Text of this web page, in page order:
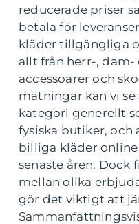
reducerade priser
betala för
kläder tillgängliga
allt från herr-,
accessoarer och
mätningar kan vi
kategori generellt
fysiska butiker,
billiga kläder
senaste åren. Dock
mellan olika
gör det viktigt att